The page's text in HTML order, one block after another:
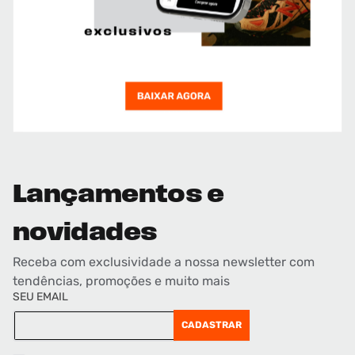
Lançamentos e
novidades
Receba com exclusividade a nossa newsletter com
tendências, promoções e muito mais
SEU EMAIL
CADASTRAR